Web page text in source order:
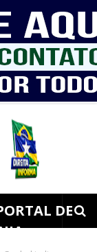
DE